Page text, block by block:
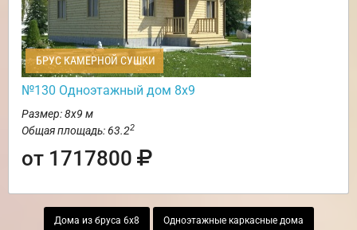
БРУС КАМЕРНОЙ СУШКИ
№130 Одноэтажный дом 8х9
Размер: 8х9 м
Общая площадь: 63.22
от 1717800
Дома из бруса 6х8 Одноэтажные каркасные дома